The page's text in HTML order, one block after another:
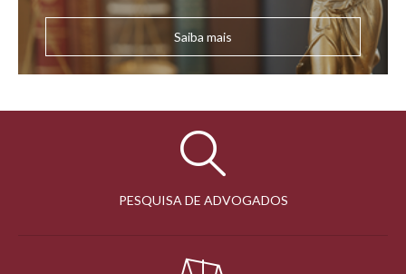
Saiba mais
PESQUISA DE ADVOGADOS